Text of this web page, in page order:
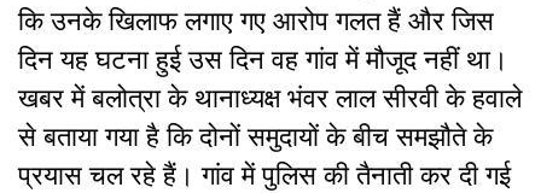
कि उनके खिलाफ लगाए गए आरोप गलत हैं और जिस
दिन यह घटना हुई उस दिन वह गांव में मौजूद नहीं था।
खबर में बलोत्रा के थानाध्यक्ष भंवर लाल सीरवी के हवाले
से बताया गया है कि दोनों समुदायों के बीच समझौते के
प्रयास चल रहे हैं। गांव में पुलिस की तैनाती कर दी गई